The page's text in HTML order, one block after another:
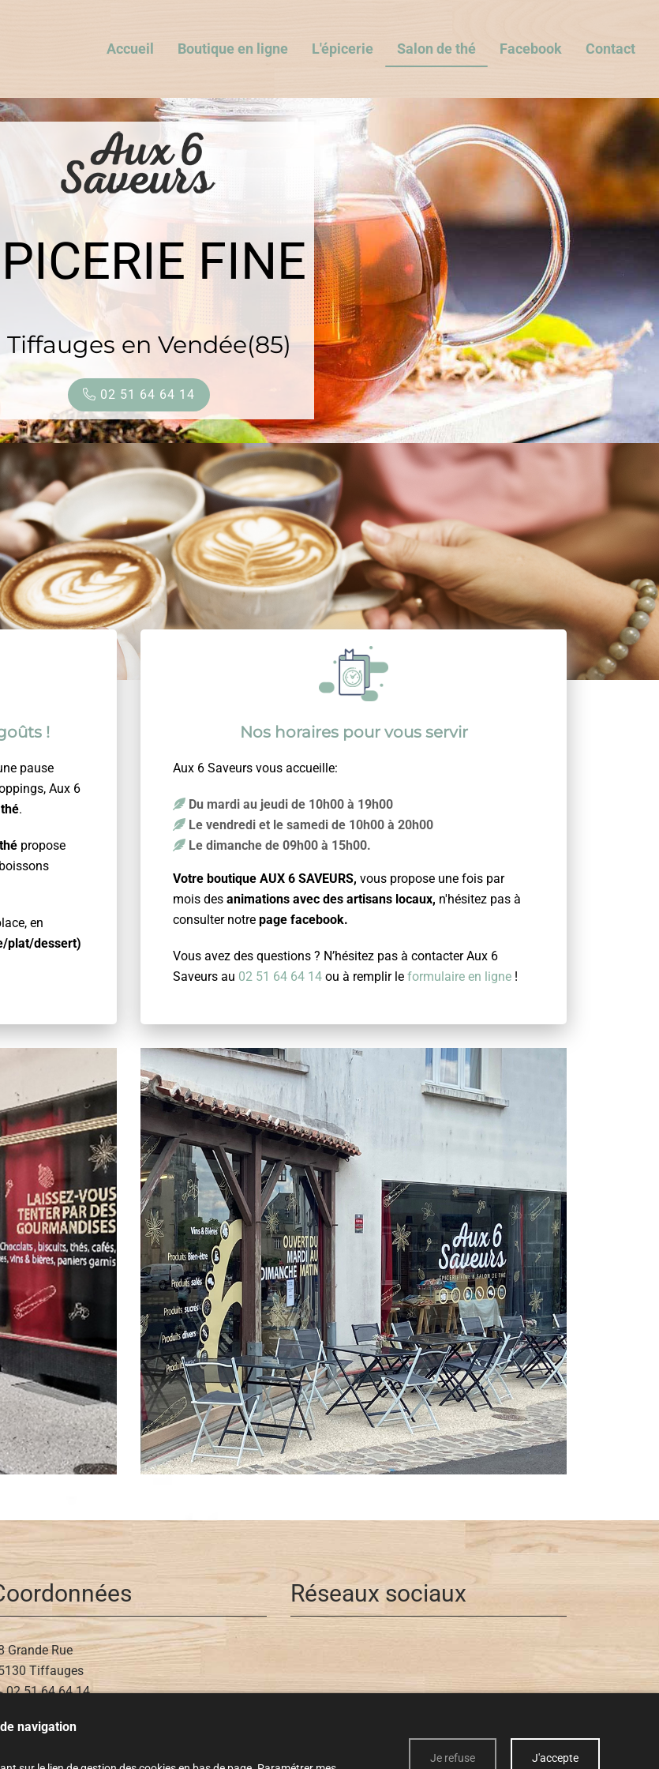
Accueil Boutique en ligne L'épicerie Salon de thé Facebook Contact
FINE
Tiffauges en Vendée(85)
02 51 64 64 14
!
pause
Aux 6
.
propose
en
plat/dessert)
Nos horaires pour vous servir
Aux 6 Saveurs vous accueille:
Du mardi au jeudi de 10h00 à 19h00
Le vendredi et le samedi de 10h00 à 20h00
Le dimanche de 09h00 à 15h00.
Votre boutique AUX 6 SAVEURS, vous propose une fois par
mois des animations avec des artisans locaux, n'hésitez pas à
consulter notre page facebook.
Vous avez des questions ? N’hésitez pas à contacter Aux 6
Saveurs au 02 51 64 64 14 ou à remplir le formulaire en ligne !
Grande Rue
Tiffauges
02 51 64 64 14
Réseaux sociaux
navigation
Je refuse J'accepte